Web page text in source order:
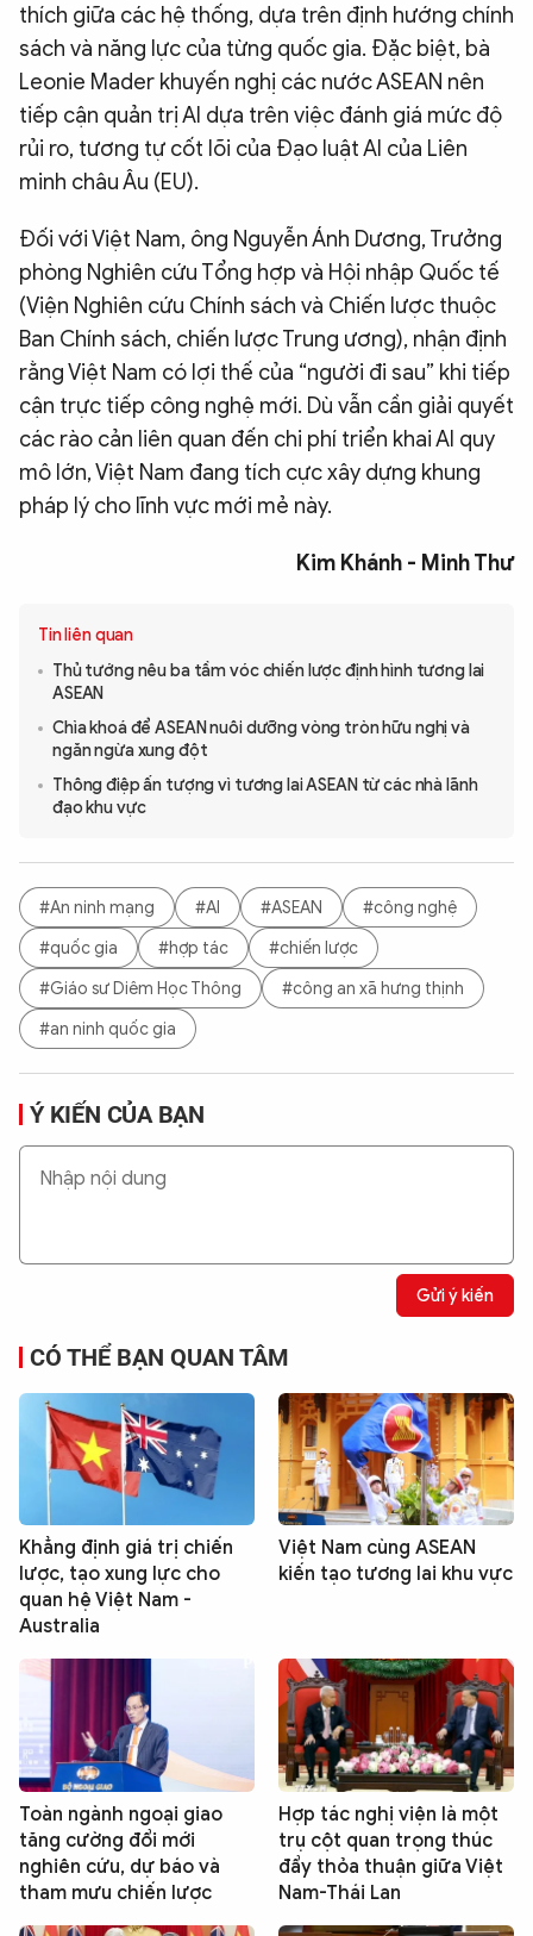
thích giữa các hệ thống, dựa trên định hướng chính
sách và năng lực của từng quốc gia. Đặc biệt, bà
Leonie Mader khuyến nghị các nước ASEAN nên
tiếp cận quản trị AI dựa trên việc đánh giá mức độ
rủi ro, tương tự cốt lõi của Đạo luật AI của Liên
minh châu Âu (EU).
Đối với Việt Nam, ông Nguyễn Ánh Dương, Trưởng
phòng Nghiên cứu Tổng hợp và Hội nhập Quốc tế
(Viện Nghiên cứu Chính sách và Chiến lược thuộc
Ban Chính sách, chiến lược Trung ương), nhận định
rằng Việt Nam có lợi thế của “người đi sau” khi tiếp
cận trực tiếp công nghệ mới. Dù vẫn cần giải quyết
các rào cản liên quan đến chi phí triển khai AI quy
mô lớn, Việt Nam đang tích cực xây dựng khung
pháp lý cho lĩnh vực mới mẻ này.
Kim Khánh - Minh Thư
Tin liên quan
Thủ tướng nêu ba tầm vóc chiến lược định hình tương lai
ASEAN
Chìa khoá để ASEAN nuôi dưỡng vòng tròn hữu nghị và
ngăn ngừa xung đột
Thông điệp ấn tượng vì tương lai ASEAN từ các nhà lãnh
đạo khu vực
#An ninh mạng #AI #ASEAN
#công nghệ
#quốc gia
#hợp tác
#chiến lược
#Giáo sư Diêm Học Thông
#công an xã hưng thịnh
#an ninh quốc gia
Ý KIẾN CỦA BẠN
Gửi ý kiến
CÓ THỂ BẠN QUAN TÂM
Khẳng định giá trị chiến
lược, tạo xung lực cho
quan hệ Việt Nam -
Australia
Việt Nam cùng ASEAN
kiến tạo tương lai khu vực
Toàn ngành ngoại giao
tăng cường đổi mới
nghiên cứu, dự báo và
tham mưu chiến lược
Hợp tác nghị viện là một
trụ cột quan trọng thúc
đẩy thỏa thuận giữa Việt
Nam-Thái Lan